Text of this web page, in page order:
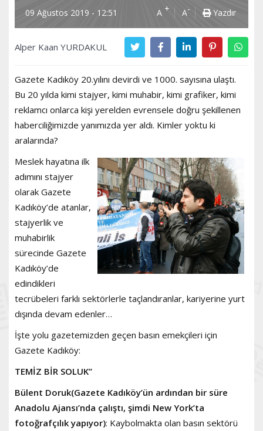
09 Ağustos 2019 - 12:51 A + A- Yazdır
Alper Kaan YURDAKUL
Gazete Kadıköy 20.yılını devirdi ve 1000. sayısına ulaştı.
Bu 20 yılda kimi stajyer, kimi muhabir, kimi grafiker, kimi
reklamcı onlarca kişi yerelden evrensele doğru şekillenen
haberciliğimizde yanımızda yer aldı. Kimler yoktu ki
aralarında?
Meslek hayatına ilk
adımını stajyer
olarak Gazete
Kadıköy’de atanlar,
stajyerlik ve
muhabirlik
sürecinde Gazete
Kadıköy’de
edindikleri
tecrübeleri farklı sektörlerle taçlandıranlar, kariyerine yurt
dışında devam edenler…
İşte yolu gazetemizden geçen basın emekçileri için
Gazete Kadıköy:
TEMİZ BİR SOLUK”
Bülent Doruk(Gazete Kadıköy’ün ardından bir süre
Anadolu Ajansı’nda çalıştı, şimdi New York’ta
fotoğrafçılık yapıyor): Kaybolmakta olan basın sektörü